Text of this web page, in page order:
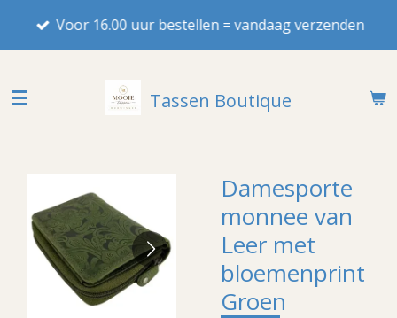
hoofdinhoud
Voor 16.00 uur bestellen = vandaag verzenden
Tassen Boutique
Damesporte
monnee van
Leer met
bloemenprint
Groen